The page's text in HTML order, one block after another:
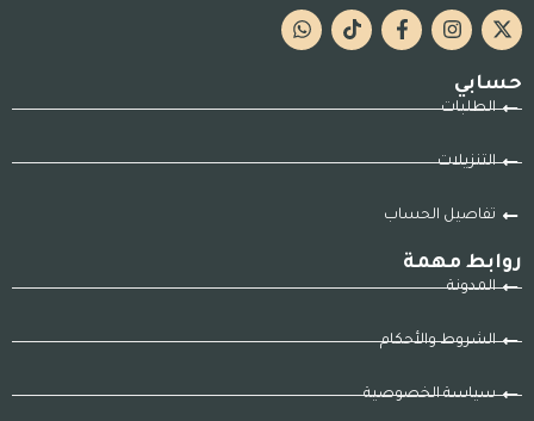
حسابي
الطلبات
التنزيلات
تفاصيل الحساب
روابط مهمة
المدونة
الشروط والأحكام
سياسة الخصوصية